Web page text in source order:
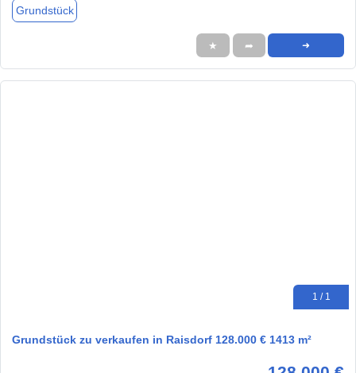
Grundstück
★ ➦ ➜
1 / 1
Grundstück zu verkaufen in Raisdorf 128.000 € 1413 m²